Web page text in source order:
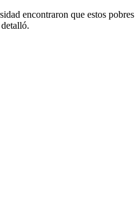
encontraron que estos pobres